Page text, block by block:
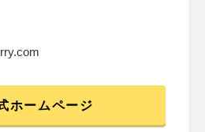
ホームページ